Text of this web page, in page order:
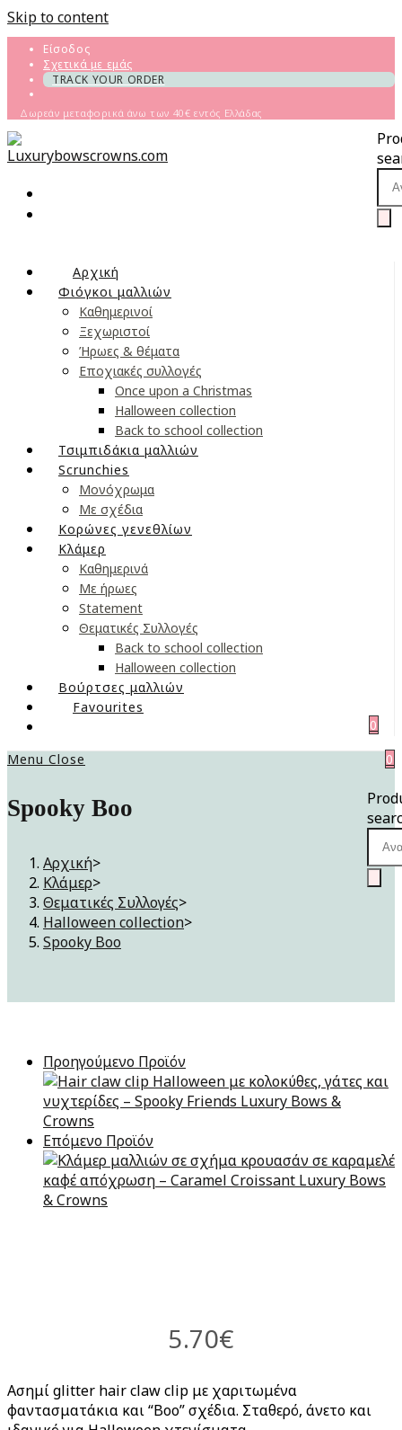
Skip to content
Είσοδος
Σχετικά με εμάς
TRACK YOUR ORDER
Δωρεάν μεταφορικά άνω των 40€ εντός Ελλάδας
Αρχική
Φιόγκοι μαλλιών
Καθημερινοί
Ξεχωριστοί
Ήρωες & θέματα
Εποχιακές συλλογές
Once upon a Christmas
Halloween collection
Back to school collection
Τσιμπιδάκια μαλλιών
Scrunchies
Μονόχρωμα
Με σχέδια
Κορώνες γενεθλίων
Κλάμερ
Καθημερινά
Με ήρωες
Statement
Θεματικές Συλλογές
Back to school collection
Halloween collection
Βούρτσες μαλλιών
Favourites
0
0
Menu Close
Spooky Boo
Αρχική>
Κλάμερ>
Θεματικές Συλλογές>
Halloween collection>
Spooky Boo
Προηγούμενο Προϊόν
Επόμενο Προϊόν
5.70€
Ασημί glitter hair claw clip με χαριτωμένα
φαντασματάκια και “Boo” σχέδια. Σταθερό, άνετο και